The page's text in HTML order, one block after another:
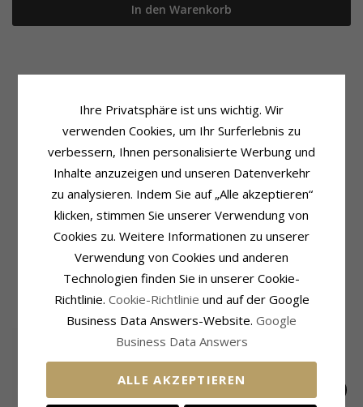
In den Warenkorb
Marguerite
Ohrringe:
Set Mit Ohrringe Und Halskette
Kollektion: Little Ones
Oberfläche: Polierter
Schliff: Glatt
Farbe:Weißem
Schmuckstein: Emaille
Schmuckstein
Schliff:
Glatt
Schmuckstein:Emaille
Durchmesser: 8,0 mm
KUNDEN KAUFTEN AUCH
SALE 40%
Ihre Privatsphäre ist uns wichtig. Wir
verwenden Cookies, um Ihr Surferlebnis zu
verbessern, Ihnen personalisierte Werbung und
Inhalte anzuzeigen und unseren Datenverkehr
zu analysieren. Indem Sie auf „Alle akzeptieren“
klicken, stimmen Sie unserer Verwendung von
Cookies zu. Weitere Informationen zu unserer
Verwendung von Cookies und anderen
Technologien finden Sie in unserer Cookie-
Richtlinie. Cookie-Richtlinie und auf der Google
Business Data Answers-Website. Google
Business Data Answers
ALLE AKZEPTIEREN